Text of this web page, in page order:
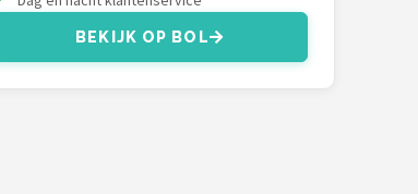
BEKIJK OP BOL